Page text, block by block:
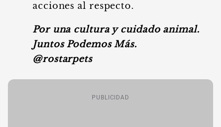
acciones al respecto.
Por una cultura y cuidado animal.
Juntos Podemos Más.
@rostarpets
PUBLICIDAD